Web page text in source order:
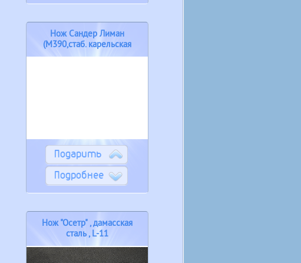
Нож Сандер Лиман
(М390,стаб. карельская
береза)
Подарить
Подробнее
Нож "Осетр" , дамасская
сталь , L-11